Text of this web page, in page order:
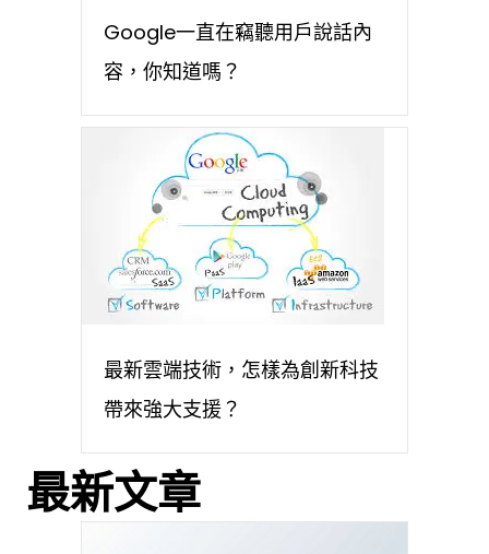
Google一直在竊聽用戶說話內
容，你知道嗎？
最新雲端技術，怎樣為創新科技
帶來強大支援？
最新文章